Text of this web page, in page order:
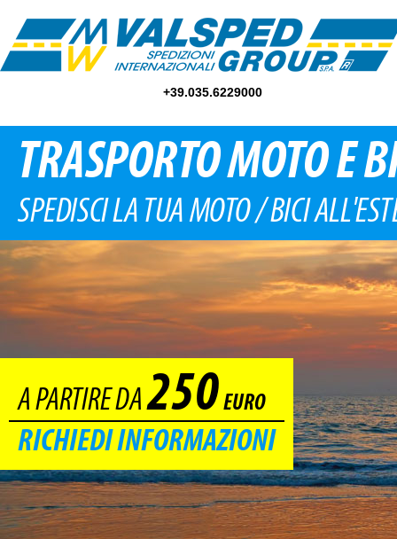
+39.035.6229000
TRASPORTO MOTO E
SPEDISCI LA TUA MOTO / BICI
A PARTIRE DA250 EURO
RICHIEDI INFORMAZIONI